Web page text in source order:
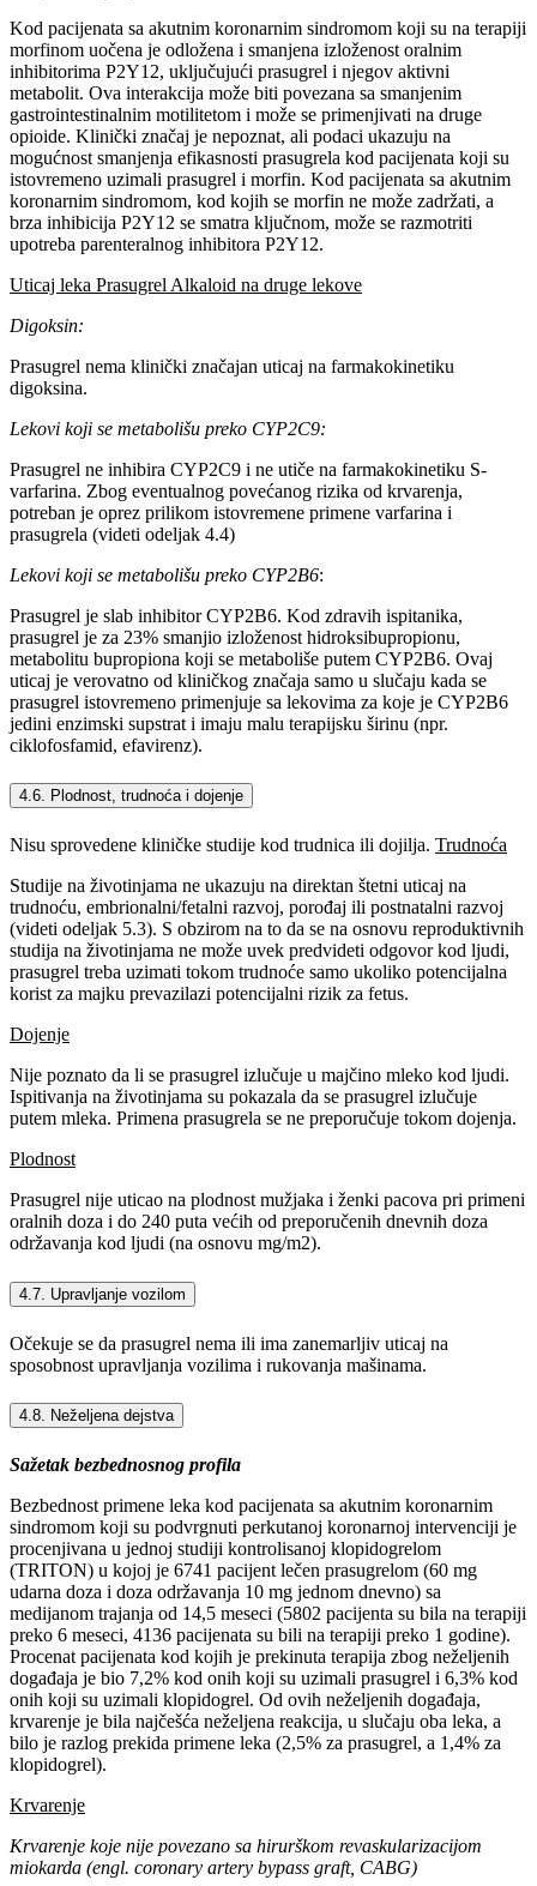
Kod pacijenata sa akutnim koronarnim sindromom koji su na terapiji
morfinom uočena je odložena i smanjena izloženost oralnim
inhibitorima P2Y12, uključujući prasugrel i njegov aktivni
metabolit. Ova interakcija može biti povezana sa smanjenim
gastrointestinalnim motilitetom i može se primenjivati na druge
opioide. Klinički značaj je nepoznat, ali podaci ukazuju na
mogućnost smanjenja efikasnosti prasugrela kod pacijenata koji su
istovremeno uzimali prasugrel i morfin. Kod pacijenata sa akutnim
koronarnim sindromom, kod kojih se morfin ne može zadržati, a
brza inhibicija P2Y12 se smatra ključnom, može se razmotriti
upotreba parenteralnog inhibitora P2Y12.
Uticaj leka Prasugrel Alkaloid na druge lekove
Digoksin:
Prasugrel nema klinički značajan uticaj na farmakokinetiku
digoksina.
Lekovi koji se metabolišu preko CYP2C9:
Prasugrel ne inhibira CYP2C9 i ne utiče na farmakokinetiku S-
varfarina. Zbog eventualnog povećanog rizika od krvarenja,
potreban je oprez prilikom istovremene primene varfarina i
prasugrela (videti odeljak 4.4)
Lekovi koji se metabolišu preko CYP2B6:
Prasugrel je slab inhibitor CYP2B6. Kod zdravih ispitanika,
prasugrel je za 23% smanjio izloženost hidroksibupropionu,
metabolitu bupropiona koji se metaboliše putem CYP2B6. Ovaj
uticaj je verovatno od kliničkog značaja samo u slučaju kada se
prasugrel istovremeno primenjuje sa lekovima za koje je CYP2B6
jedini enzimski supstrat i imaju malu terapijsku širinu (npr.
ciklofosfamid, efavirenz).
4.6. Plodnost, trudnoća i dojenje
Nisu sprovedene kliničke studije kod trudnica ili dojilja. Trudnoća
Studije na životinjama ne ukazuju na direktan štetni uticaj na
trudnoću, embrionalni/fetalni razvoj, porođaj ili postnatalni razvoj
(videti odeljak 5.3). S obzirom na to da se na osnovu reproduktivnih
studija na životinjama ne može uvek predvideti odgovor kod ljudi,
prasugrel treba uzimati tokom trudnoće samo ukoliko potencijalna
korist za majku prevazilazi potencijalni rizik za fetus.
Dojenje
Nije poznato da li se prasugrel izlučuje u majčino mleko kod ljudi.
Ispitivanja na životinjama su pokazala da se prasugrel izlučuje
putem mleka. Primena prasugrela se ne preporučuje tokom dojenja.
Plodnost
Prasugrel nije uticao na plodnost mužjaka i ženki pacova pri primeni
oralnih doza i do 240 puta većih od preporučenih dnevnih doza
održavanja kod ljudi (na osnovu mg/m2).
4.7. Upravljanje vozilom
Očekuje se da prasugrel nema ili ima zanemarljiv uticaj na
sposobnost upravljanja vozilima i rukovanja mašinama.
4.8. Neželjena dejstva
Sažetak bezbednosnog profila
Bezbednost primene leka kod pacijenata sa akutnim koronarnim
sindromom koji su podvrgnuti perkutanoj koronarnoj intervenciji je
procenjivana u jednoj studiji kontrolisanoj klopidogrelom
(TRITON) u kojoj je 6741 pacijent lečen prasugrelom (60 mg
udarna doza i doza održavanja 10 mg jednom dnevno) sa
medijanom trajanja od 14,5 meseci (5802 pacijenta su bila na terapiji
preko 6 meseci, 4136 pacijenata su bili na terapiji preko 1 godine).
Procenat pacijenata kod kojih je prekinuta terapija zbog neželjenih
događaja je bio 7,2% kod onih koji su uzimali prasugrel i 6,3% kod
onih koji su uzimali klopidogrel. Od ovih neželjenih događaja,
krvarenje je bila najčešća neželjena reakcija, u slučaju oba leka, a
bilo je razlog prekida primene leka (2,5% za prasugrel, a 1,4% za
klopidogrel).
Krvarenje
Krvarenje koje nije povezano sa hirurškom revaskularizacijom
miokarda (engl. coronary artery bypass graft, CABG)